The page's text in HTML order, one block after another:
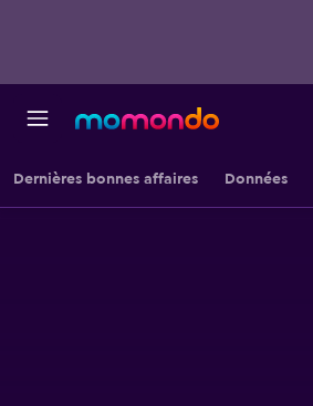
Dernières bonnes affaires Données